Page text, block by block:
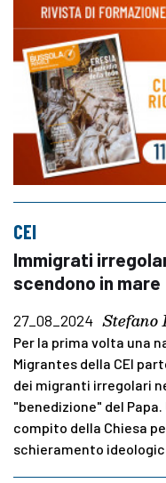
CEI
Immigrati
scendono in mare
27_08_2024 Stefano
Per la prima volta una
Migrantes della CEI
dei migranti irregolari
"benedizione" del
compito della Chiesa
schieramento